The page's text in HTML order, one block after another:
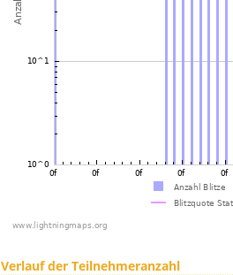
Verlauf der Teilnehmeranzahl